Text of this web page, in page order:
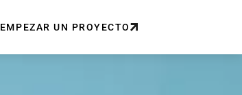
EMPEZAR UN PROYECTO